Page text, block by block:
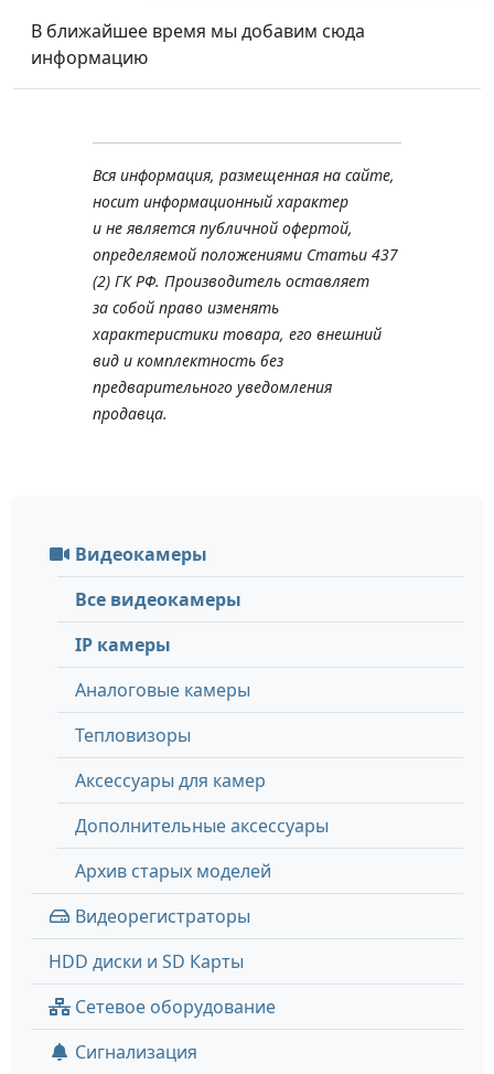
В ближайшее время мы добавим сюда
информацию
Вся информация, размещенная на сайте,
носит информационный характер
и не является публичной офертой,
определяемой положениями Статьи 437
(2) ГК РФ. Производитель оставляет
за собой право изменять
характеристики товара, его внешний
вид и комплектность без
предварительного уведомления
продавца.
Видеокамеры
Все видеокамеры
IP камеры
Аналоговые камеры
Тепловизоры
Аксессуары для камер
Дополнительные аксессуары
Архив старых моделей
Видеорегистраторы
HDD диски и SD Карты
Сетевое оборудование
Сигнализация